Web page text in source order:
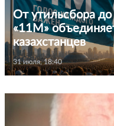
От утильсбора до
«11М»
казахстанцев
31 июля, 18:40